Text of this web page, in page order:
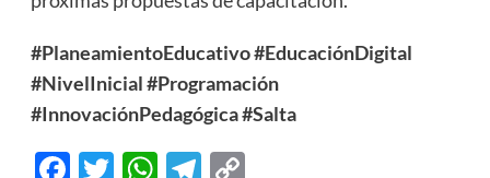
#PlaneamientoEducativo#EducaciónDigital
#NivelInicial#Programación
#InnovaciónPedagógica#Salta
Facebook
Twitter
WhatsApp
Telegram
Copy